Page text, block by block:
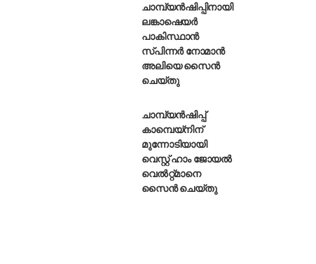
ചാമ്പ്യൻഷിപ്പിനായി
ലങ്കാഷെയർ
പാകിസ്ഥാൻ
സ്പിന്നർ നോമാൻ
അലിയെ സൈൻ
ചെയ്തു
ചാമ്പ്യൻഷിപ്പ്
കാമ്പെയ്‌നിന്
മുന്നോടിയായി
വെസ്റ്റ് ഹാം ജോയൽ
വെൽറ്റ്മാനെ
സൈൻ ചെയ്തു